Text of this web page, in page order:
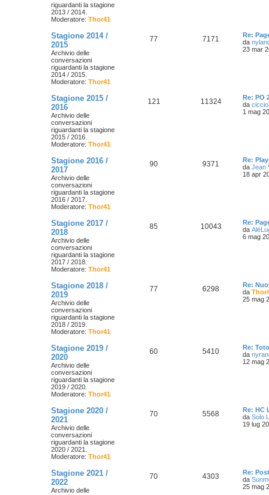
riguardanti la stagione
2013 / 2014.
Moderatore: Thor41
Stagione 2014 /
2015
Archivio delle
conversazioni
riguardanti la stagione
2014 / 2015.
Moderatore: Thor41
77 7171
Re:
da
23 mar
Stagione 2015 /
2016
Archivio delle
conversazioni
riguardanti la stagione
2015 / 2016.
Moderatore: Thor41
121 11324
Re: PO
da
1 mag
Stagione 2016 /
2017
Archivio delle
conversazioni
riguardanti la stagione
2016 / 2017.
Moderatore: Thor41
90 9371
Re:
da Jean
18 apr
Stagione 2017 /
2018
Archivio delle
conversazioni
riguardanti la stagione
2017 / 2018.
Moderatore: Thor41
85 10043
Re:
da
6 mag
Stagione 2018 /
2019
Archivio delle
conversazioni
riguardanti la stagione
2018 / 2019.
Moderatore: Thor41
77 6298
Re:
da
25 mag
Stagione 2019 /
2020
Archivio delle
conversazioni
riguardanti la stagione
2019 / 2020.
Moderatore: Thor41
60 5410
Re:
da
12 mag
Stagione 2020 /
2021
Archivio delle
conversazioni
riguardanti la stagione
2020 / 2021.
Moderatore: Thor41
70 5568
Re: HC
da Solo
19 lug
Stagione 2021 /
2022
Archivio delle
70 4303
Re:
da Sunmi
25 mag